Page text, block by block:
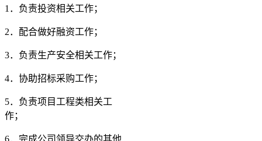
1．负责投资相关工作；
2．配合做好融资工作；
3．负责生产安全相关工作；
4．协助招标采购工作；
5．负责项目工程类相关工
作；
6．完成公司领导交办的其他